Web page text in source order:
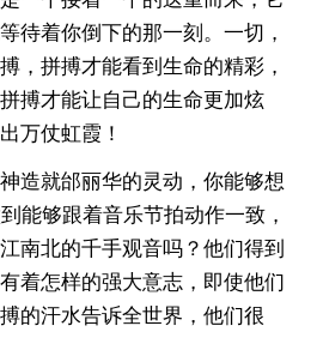
待着你倒下的那一刻。一切，
，拼搏才能看到生命的精彩，
搏才能让自己的生命更加炫
万仗虹霞！
造就邰丽华的灵动，你能够想
能够跟着音乐节拍动作一致，
南北的千手观音吗？他们得到
着怎样的强大意志，即使他们
的汗水告诉全世界，他们很